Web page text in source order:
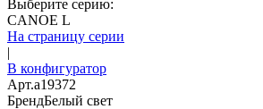
Выберите серию:
CANOE L
На страницу серии
|
В конфигуратор
Арт.a19372
БрендБелый свет